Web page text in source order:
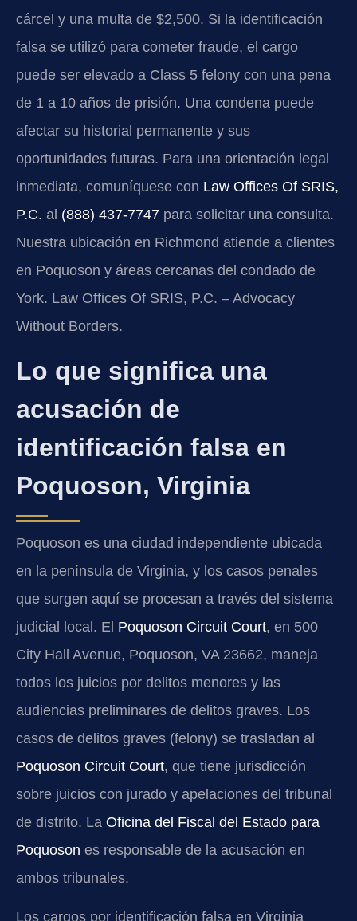
cárcel y una multa de $2,500. Si la identificación
falsa se utilizó para cometer fraude, el cargo
puede ser elevado a Class 5 felony con una pena
de 1 a 10 años de prisión. Una condena puede
afectar su historial permanente y sus
oportunidades futuras. Para una orientación legal
inmediata, comuníquese con Law Offices Of SRIS,
P.C. al (888) 437-7747 para solicitar una consulta.
Nuestra ubicación en Richmond atiende a clientes
en Poquoson y áreas cercanas del condado de
York. Law Offices Of SRIS, P.C. – Advocacy
Without Borders.
Lo que significa una
acusación de
identificación falsa en
Poquoson, Virginia
Poquoson es una ciudad independiente ubicada
en la península de Virginia, y los casos penales
que surgen aquí se procesan a través del sistema
judicial local. El Poquoson Circuit Court, en 500
City Hall Avenue, Poquoson, VA 23662, maneja
todos los juicios por delitos menores y las
audiencias preliminares de delitos graves. Los
casos de delitos graves (felony) se trasladan al
Poquoson Circuit Court, que tiene jurisdicción
sobre juicios con jurado y apelaciones del tribunal
de distrito. La Oficina del Fiscal del Estado para
Poquoson es responsable de la acusación en
ambos tribunales.
Los cargos por identificación falsa en Virginia